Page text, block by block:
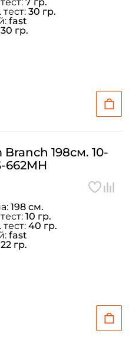
30 гр.
fast
гр.
198см. 10-
662MH
198 см.
10 гр.
40 гр.
fast
гр.